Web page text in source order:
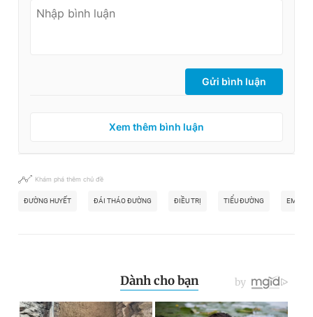
Gửi bình luận
Xem thêm bình luận
Khám phá thêm chủ đề
ĐƯỜNG HUYẾT ĐÁI THÁO ĐƯỜNG ĐIỀU TRỊ TIỂU ĐƯỜNG